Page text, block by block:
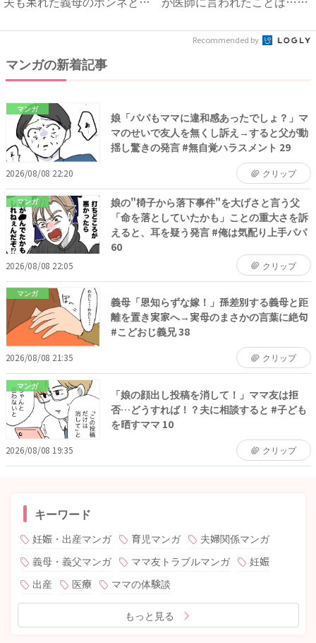
Recommended by
マンガの新着記事
マンガ
娘「パパもママに違和感あったでしょ？」マ
マのせいで友人を無くし訴え→すると父が動
揺し驚きの発言 #無自覚ハラスメント 29
2026/08/08 22:20 クリップ
マンガ
娘の"椅子から落下事件"を大げさと言う父
「命を落としていたかも」ことの重大さを訴
えると、耳を疑う発言 #俺は気配り上手パパ
60
2026/08/08 22:05 クリップ
マンガ
義母「恩知らずな嫁！」孫差別する義母と距
離を置き実家へ→実母のまさかの言葉に絶句
#こどおじ義兄 38
2026/08/08 21:35 クリップ
マンガ
「娘の顔出し投稿を消して！」ママ友は拒
否…どうすれば！？夫に相談すると #子ども
を晒すママ 10
2026/08/08 19:35 クリップ
キーワード
妊娠・出産マンガ 育児マンガ
夫婦関係マンガ
義母・義父マンガ
ママ友トラブルマンガ
妊娠
出産
医療 ママの体験談
もっと見る